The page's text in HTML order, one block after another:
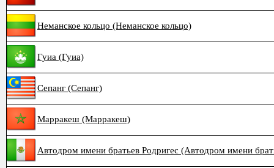
Неманское кольцо (Неманское кольцо)
Гуиа (Гуиа)
Сепанг (Сепанг)
Марракеш (Марракеш)
Автодром имени братьев Родригес (Автодром имени